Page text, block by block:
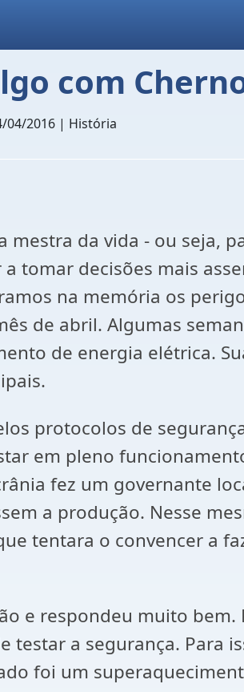
com
04/2016 | História
da vida - ou seja,
tomar decisões mais
na memória os
de abril. Algumas
de energia elétrica.
protocolos de
em pleno
fez um governante
a produção. Nesse
tentara o convencer a
e respondeu muito bem.
testar a segurança. Para
foi um